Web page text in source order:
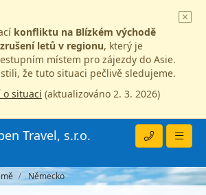
konfliktu na Blízkém východě
zrušení letů v regionu, který je
místem pro zájezdy do Asie.
že tuto situaci pečlivě sledujeme.
situaci (aktualizováno 2. 3. 2026)
Travel, s.r.o.
Německo